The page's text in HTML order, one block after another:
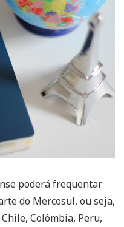
poderá frequentar
do Mercosul, ou seja,
Colômbia, Peru,